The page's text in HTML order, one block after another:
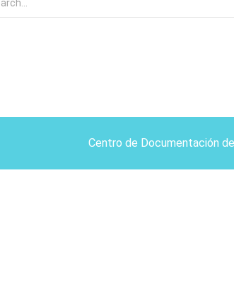
Centro de Documentación